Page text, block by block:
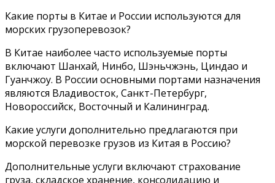
Какие порты в Китае и России используются для
морских грузоперевозок?
В Китае наиболее часто используемые порты
включают Шанхай, Нинбо, Шэньчжэнь, Циндао и
Гуанчжоу. В России основными портами назначения
являются Владивосток, Санкт-Петербург,
Новороссийск, Восточный и Калининград.
Какие услуги дополнительно предлагаются при
морской перевозке грузов из Китая в Россию?
Дополнительные услуги включают страхование
груза, складское хранение, консолидацию и